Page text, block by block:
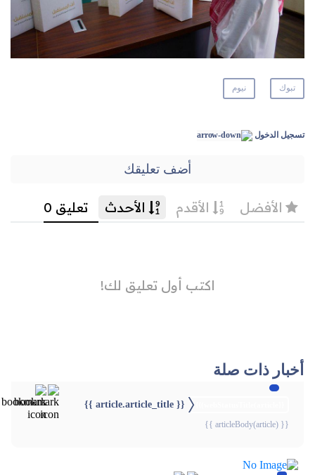
تبوك نيوم
تسجيل الدخول
أضف تعليقك
أخبار ذات صلة
{{ article.article_title }}
{{ articleBody(article) }}